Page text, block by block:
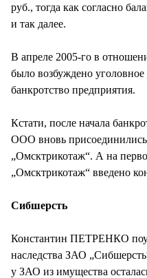
руб., тогда как согласно
и так далее.
В апреле 2005-го в
было возбуждено
банкротство предприятия.
Кстати, после начала
ООО вновь
„Омсктрикотаж“. А на
„Омсктрикотаж“ введено
Сибшерсть
Константин ПЕТРЕНКО
наследства ЗАО
у ЗАО из имущества